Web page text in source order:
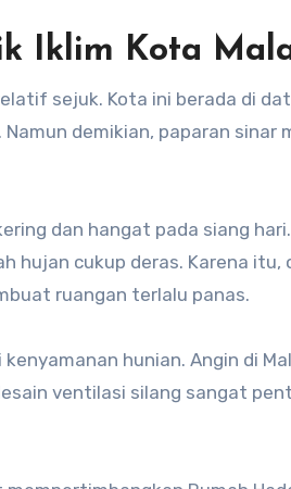
Iklim Kota
sejuk. Kota ini berada di
demikian, paparan
dan hangat pada siang
hujan cukup deras. Karena
ruangan terlalu panas.
hunian. Angin di
ventilasi silang sangat